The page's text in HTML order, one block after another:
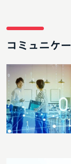
コミュニケ